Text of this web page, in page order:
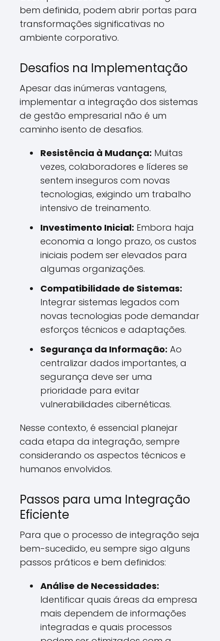
bem definida, podem abrir portas para
transformações significativas no
ambiente corporativo.
Desafios na Implementação
Apesar das inúmeras vantagens,
implementar a integração dos sistemas
de gestão empresarial não é um
caminho isento de desafios.
Resistência à Mudança: Muitas
vezes, colaboradores e líderes se
sentem inseguros com novas
tecnologias, exigindo um trabalho
intensivo de treinamento.
Investimento Inicial: Embora haja
economia a longo prazo, os custos
iniciais podem ser elevados para
algumas organizações.
Compatibilidade de Sistemas:
Integrar sistemas legados com
novas tecnologias pode demandar
esforços técnicos e adaptações.
Segurança da Informação: Ao
centralizar dados importantes, a
segurança deve ser uma
prioridade para evitar
vulnerabilidades cibernéticas.
Nesse contexto, é essencial planejar
cada etapa da integração, sempre
considerando os aspectos técnicos e
humanos envolvidos.
Passos para uma Integração
Eficiente
Para que o processo de integração seja
bem-sucedido, eu sempre sigo alguns
passos práticos e bem definidos:
Análise de Necessidades:
Identificar quais áreas da empresa
mais dependem de informações
integradas e quais processos